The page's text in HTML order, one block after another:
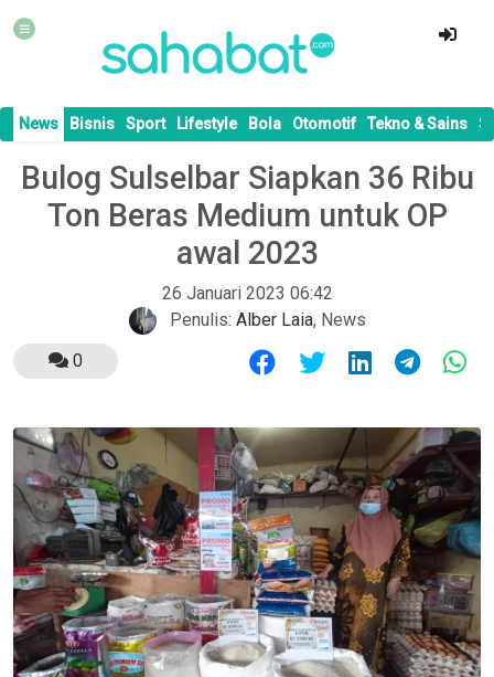
News Bisnis Sport Lifestyle Bola Otomotif Tekno & Sains
Bulog Sulselbar Siapkan 36 Ribu
Ton Beras Medium untuk OP
awal 2023
26 Januari 2023 06:42
Penulis: Alber Laia, News
0